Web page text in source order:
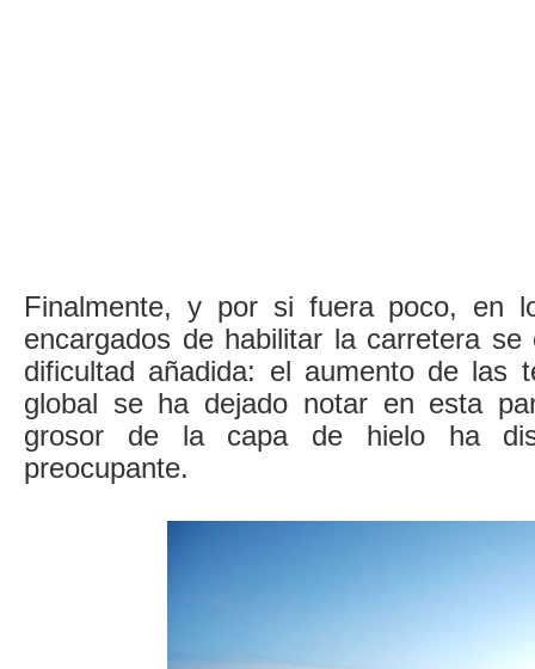
Finalmente, y por si fuera poco, en
encargados de habilitar la carretera se
dificultad añadida: el aumento de las
global se ha dejado notar en esta
grosor de la capa de hielo ha
preocupante.